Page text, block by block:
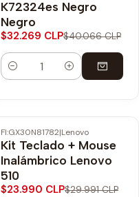
K72324es Negro
Negro
$32.269 CLP$40.066 CLP
Cantidad
-20% OFF
FI:GX30N81782|Lenovo
Kit Teclado + Mouse
Inalámbrico Lenovo
510
$23.990 CLP$29.991 CLP